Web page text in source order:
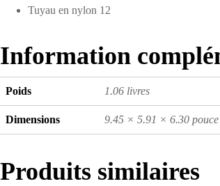
Tuyau en nylon 12
Information
Poids 1.06 livres
Dimensions 9.45 × 5.91 × 6.30 pouce
Produits similaires